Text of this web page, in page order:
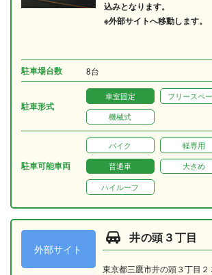
込みとなります。
※外部サイトへ移動します。
駐車場台数 8台
駐車形式
車室固定 フリースペ
機械式
駐車可能車両
バイク 軽専用
普通車 大きめ
ハイルーフ
外部サイト
井の頭３丁目
東京都三鷹市井の頭３丁目２